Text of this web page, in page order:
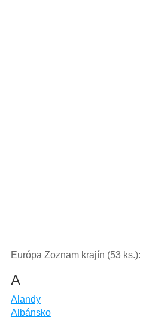
Európa Zoznam krajín (53 ks.):
A
Alandy
Albánsko